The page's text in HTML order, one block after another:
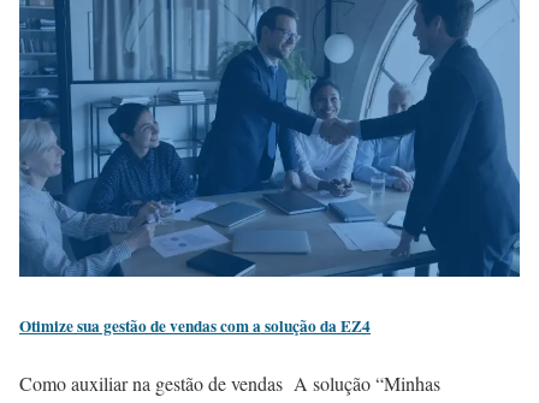
Otimize sua gestão de vendas com a solução da EZ4
Como auxiliar na gestão de vendas A solução “Minhas